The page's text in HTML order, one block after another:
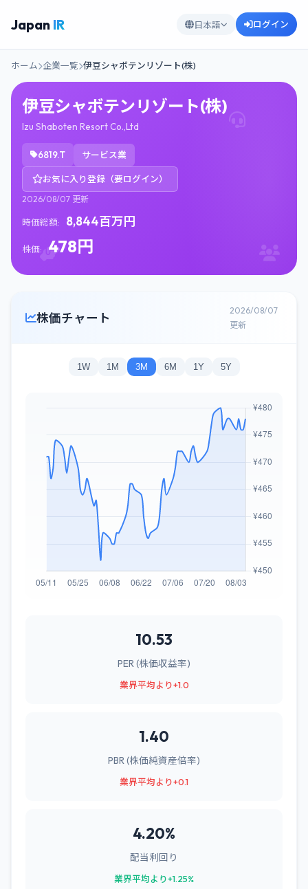
Japan IR 日本語 ログイン
ホーム 企業一覧 伊豆シャボテンリゾート(株)
伊豆シャボテンリゾート(株)
Izu Shaboten Resort Co.,Ltd
6819.T サービス業
お気に入り登録（要ログイン）
2026/08/07 更新
時価総額: 8,844百万円
株価: 478円
株価チャート
2026/08/07
更新
1W 1M 3M 6M 1Y 5Y
10.53
PER (株価収益率)
業界平均より+1.0
1.40
PBR (株価純資産倍率)
業界平均より+0.1
4.20%
配当利回り
業界平均より+1.25%